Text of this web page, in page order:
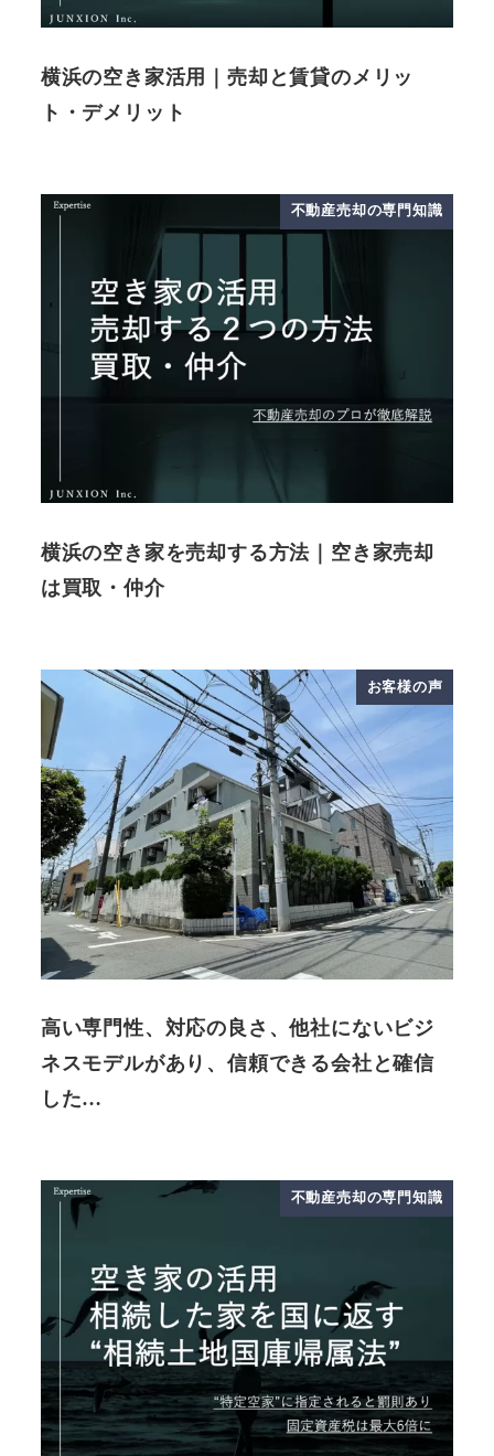
横浜の空き家活用｜売却と賃貸のメリッ
ト・デメリット
不動産売却の専門知識
横浜の空き家を売却する方法｜空き家売却
は買取・仲介
お客様の声
高い専門性、対応の良さ、他社にないビジ
ネスモデルがあり、信頼できる会社と確信
した…
不動産売却の専門知識